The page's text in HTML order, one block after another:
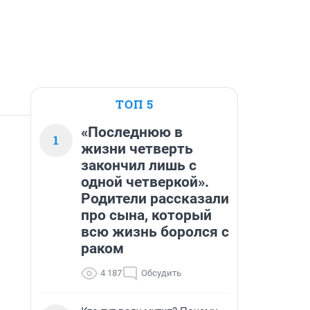
ТОП 5
1
«Последнюю в
жизни четверть
закончил лишь с
одной четверкой».
Родители рассказали
про сына, который
всю жизнь боролся с
раком
4 187 Обсудить